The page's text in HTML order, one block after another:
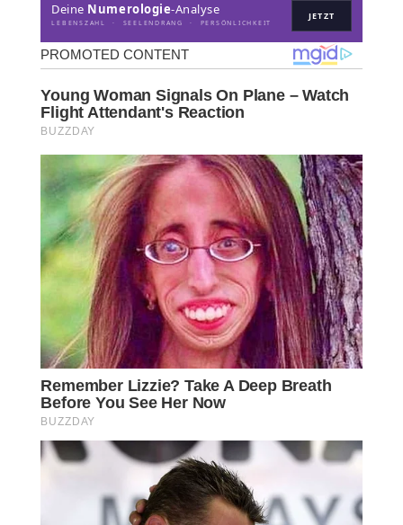
Deine Numerologie-Analyse
LEBENSZAHL · SEELENDRANG · PERSÖNLICHKEIT
JETZT